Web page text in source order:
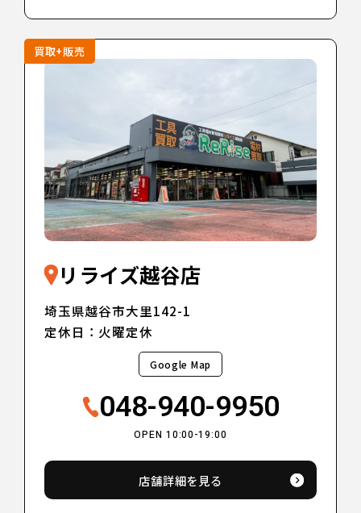
買取+販売
リライズ越谷店
埼玉県越谷市大里142-1
定休日：火曜定休
Google Map
048-940-9950
OPEN 10:00-19:00
店舗詳細を見る